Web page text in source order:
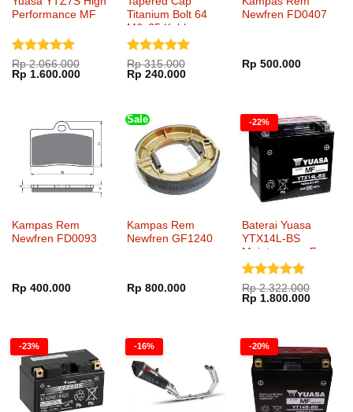
Performance MF
Dinilai5
dari 5
Rp2.066.000
Harga
aslinya
Rp 1.600.000Harga
Rp 1.600.000.
Titanium Bolt 64
M6x25 Kohken
KOK-1051xx
Dinilai5
dari 5
Rp315.000
Harga
aslinya
Rp 240.000Harga
Rp 240.000.
Newfren FD0407
Rp 500.000
Kampas Rem
Newfren FD0093
Rp 400.000
Sale
Kampas Rem
Newfren GF1240
Rp 800.000
-22%
Baterai Yuasa
YTX14L-BS
Maintenance Free
Dinilai5
dari 5
Rp2.322.000
Harga
aslinya
Rp 1.800.000Harga
-23% -16% -20%